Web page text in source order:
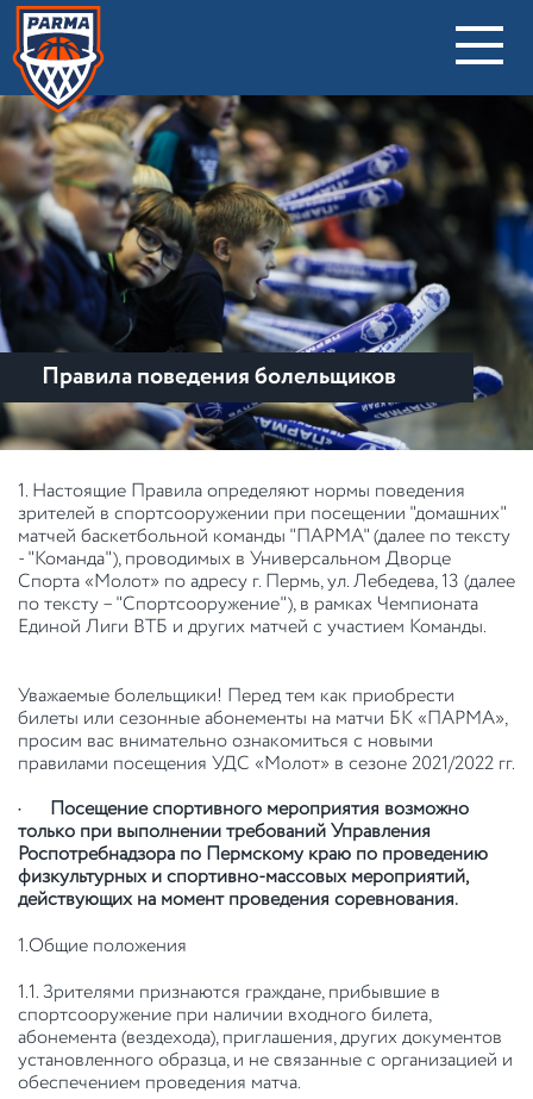
Правила поведения болельщиков
1. Настоящие Правила определяют нормы поведения
зрителей в спортсооружении при посещении "домашних"
матчей баскетбольной команды "ПАРМА" (далее по тексту
- "Команда"), проводимых в Универсальном Дворце
Спорта «Молот» по адресу г. Пермь, ул. Лебедева, 13 (далее
по тексту – "Спортсооружение"), в рамках Чемпионата
Единой Лиги ВТБ и других матчей с участием Команды.
Уважаемые болельщики! Перед тем как приобрести
билеты или сезонные абонементы на матчи БК «ПАРМА»,
просим вас внимательно ознакомиться с новыми
правилами посещения УДС «Молот» в сезоне 2021/2022 гг.
• Посещение спортивного мероприятия возможно
только при выполнении требований Управления
Роспотребнадзора по Пермскому краю по проведению
физкультурных и спортивно-массовых мероприятий,
действующих на момент проведения соревнования.
1.Общие положения
1.1. Зрителями признаются граждане, прибывшие в
спортсооружение при наличии входного билета,
абонемента (вездехода), приглашения, других документов
установленного образца, и не связанные с организацией и
обеспечением проведения матча.